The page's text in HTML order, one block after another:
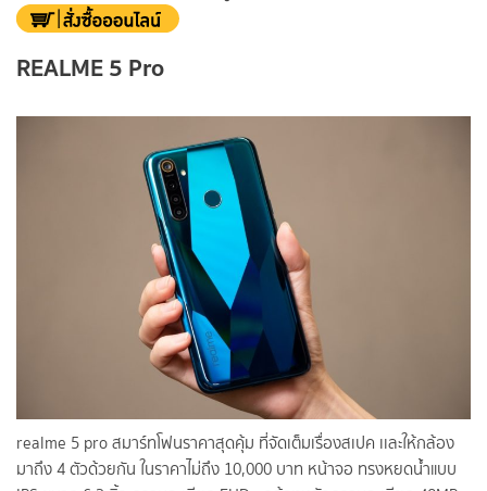
REALME 5 Pro
realme 5 pro สมาร์ทโฟนราคาสุดคุ้ม ที่จัดเต็มเรื่องสเปค เเละให้กล้อง
มาถึง 4 ตัวด้วยกัน ในราคาไม่ถึง 10,000 บาท หน้าจอ ทรงหยดน้ำแบบ